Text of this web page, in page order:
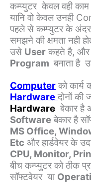
कम्प्युटर केवल वही
यानि वो केवल उनही
पहले से कम्प्युटर के
समझने की क्षमता नही
उसे User कहते है, और
Program बनाता है
Computer को कार्य
Hardware दोनों की
Hardware बेकार है
Software बेकार है
MS Office,
Etc और हार्डवेयर के
CPU, Monitor,
बीच कम्प्युटर को ठीक
सॉफ्टवेयर या